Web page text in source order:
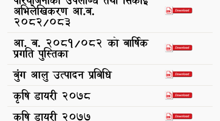
अभिलेखिकरण आ.ब.
2082/083
आ. ब. 2081/082 को बार्षिक
प्रगति पुस्तिका
बुंग आलु उत्पादन प्रबिधि
कृषि डायरी २०७८
कृषि डायरी २०७७